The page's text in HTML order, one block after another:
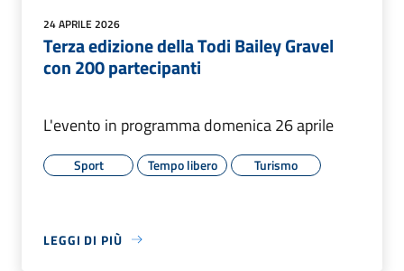
24 APRILE 2026
Terza edizione della Todi Bailey Gravel
con 200 partecipanti
L'evento in programma domenica 26 aprile
Sport Tempo libero Turismo
LEGGI DI PIÙ